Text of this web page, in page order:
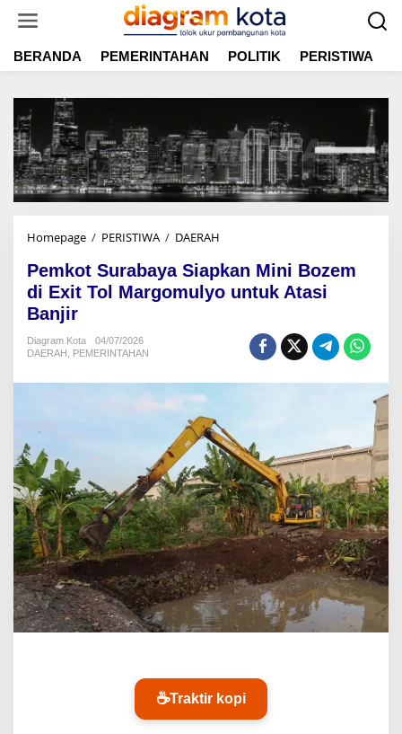
t
BERANDA PEMERINTAHAN POLITIK PERISTIWA
Homepage / PERISTIWA / DAERAH
m
k
a
y
a
S
i
a
p
k
a
n
M
i
n
o
z
Pemkot Surabaya Siapkan Mini Bozem
di Exit Tol Margomulyo untuk Atasi
Banjir
Diagram Kota
04/07/2026
DAERAH
PEMERINTAHAN
☕Traktir kopi